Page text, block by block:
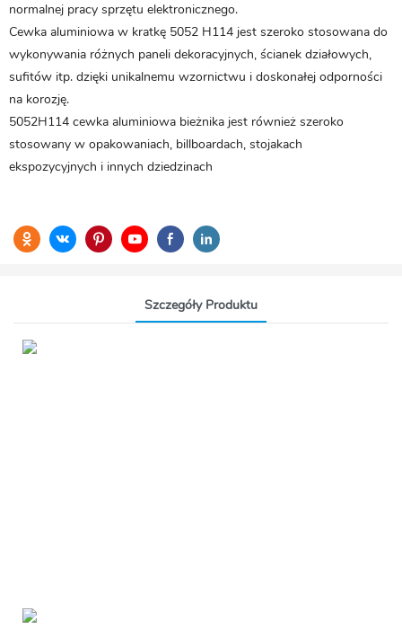
normalnej pracy sprzętu elektronicznego.
Cewka aluminiowa w kratkę 5052 H114 jest szeroko stosowana do
wykonywania różnych paneli dekoracyjnych, ścianek działowych,
sufitów itp. dzięki unikalnemu wzornictwu i doskonałej odporności
na korozję.
5052H114 cewka aluminiowa bieżnika jest również szeroko
stosowany w opakowaniach, billboardach, stojakach
ekspozycyjnych i innych dziedzinach
Szczegóły Produktu